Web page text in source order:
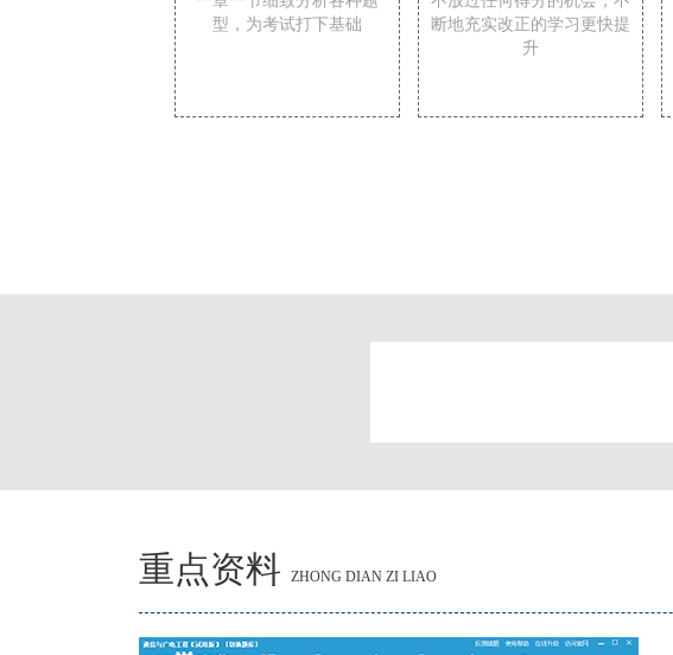
型，为考试打下基础
断地充实改正的学习更快提
升
重点资料 ZHONG DIAN ZI LIAO